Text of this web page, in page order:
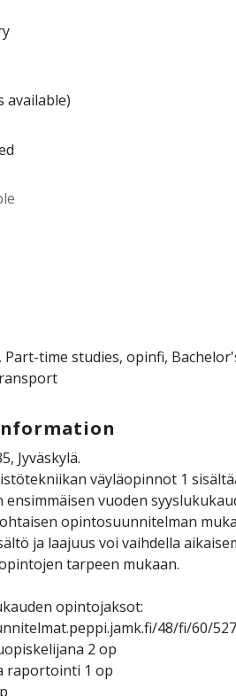
available)
Part-time studies, opinfi,
Jyväskylä.
väyläopinnot 1
vuoden
opintosuunnitelman
ja laajuus voi vaihdella
tarpeen mukaan.
opintojaksot:
48/fi/60/
2 op
raportointi 1 op